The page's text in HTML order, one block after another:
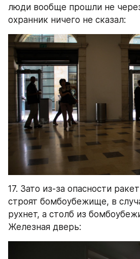
люди вообще прошли не
охранник ничего не сказал:
17. Зато из-за опасности
строят бомбоубежище, в
рухнет, а столб из
Железная дверь: